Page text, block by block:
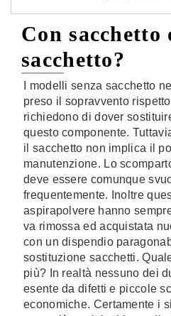
Con sacchetto
sacchetto?
I modelli senza sacchetto
preso il sopravvento
richiedono di dover
questo componente.
il sacchetto non implica il
manutenzione. Lo
deve essere comunque
frequentemente. Inoltre
aspirapolvere hanno
va rimossa ed acquistata
con un dispendio
sostituzione sacchetti.
più? In realtà nessuno dei
esente da difetti e piccole
economiche. Certamente i